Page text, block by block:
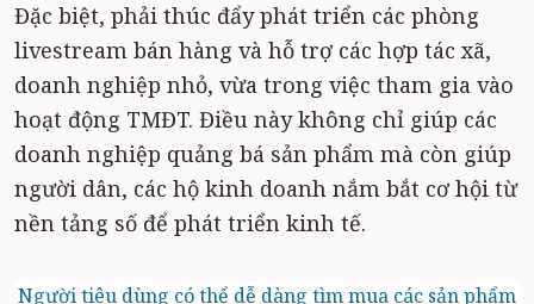
Đặc biệt, phải thúc đẩy phát triển các phòng
livestream bán hàng và hỗ trợ các hợp tác xã,
doanh nghiệp nhỏ, vừa trong việc tham gia vào
hoạt động TMĐT. Điều này không chỉ giúp các
doanh nghiệp quảng bá sản phẩm mà còn giúp
người dân, các hộ kinh doanh nắm bắt cơ hội từ
nền tảng số để phát triển kinh tế.
Người tiêu dùng có thể dễ dàng tìm mua các sản phẩm